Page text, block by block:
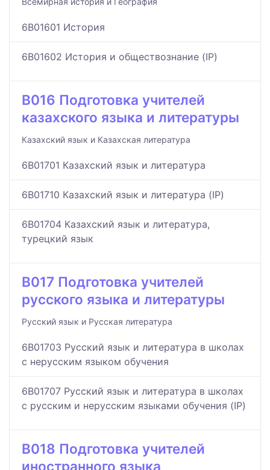
6B01601 История
6B01602 История и обществознание (IP)
B016 Подготовка учителей
казахского языка и литературы
Казахский язык и Казахская литература
6B01701 Казахский язык и литература
6B01710 Казахский язык и литература (IP)
6B01704 Казахский язык и литература,
турецкий язык
B017 Подготовка учителей
русского языка и литературы
Русский язык и Русская литература
6B01703 Русский язык и литература в школах
с нерусским языком обучения
6B01707 Русский язык и литература в школах
с русским и нерусским языками обучения (IP)
B018 Подготовка учителей
иностранного языка